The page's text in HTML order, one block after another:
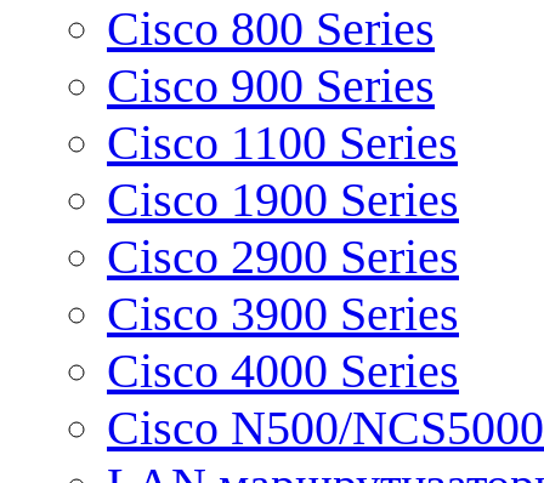
Cisco 800 Series
Cisco 900 Series
Cisco 1100 Series
Cisco 1900 Series
Cisco 2900 Series
Cisco 3900 Series
Cisco 4000 Series
Cisco N500/